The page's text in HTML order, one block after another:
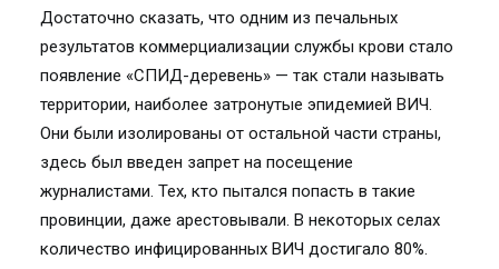
Достаточно сказать, что одним из печальных
результатов коммерциализации службы крови стало
появление «СПИД-деревень» — так стали называть
территории, наиболее затронутые эпидемией ВИЧ.
Они были изолированы от остальной части страны,
здесь был введен запрет на посещение
журналистами. Тех, кто пытался попасть в такие
провинции, даже арестовывали. В некоторых селах
количество инфицированных ВИЧ достигало 80%.